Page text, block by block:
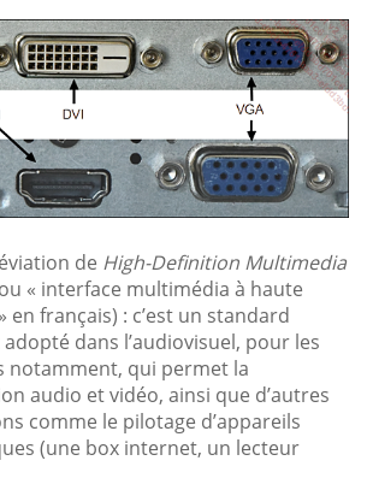
de High-Definition Multimedia
« interface multimédia à haute
en français) : c’est un standard
dans l’audiovisuel, pour les
notamment, qui permet la
audio et vidéo, ainsi que d’autres
comme le pilotage d’appareils
(une box internet, un lecteur